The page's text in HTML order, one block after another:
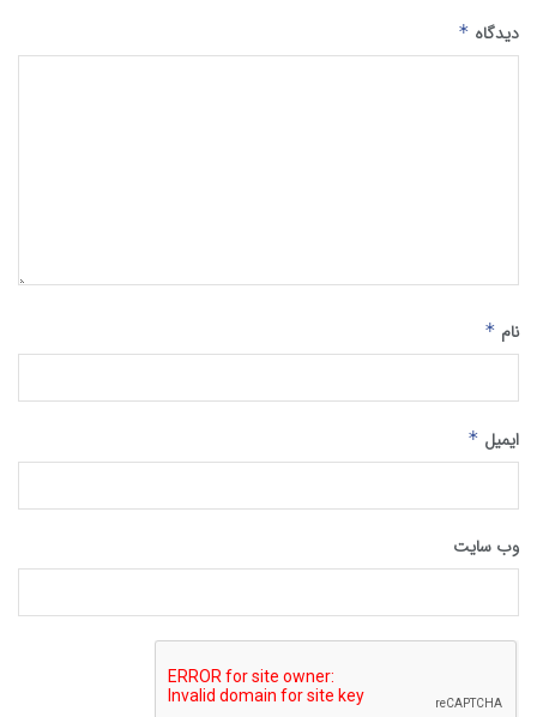
دیدگاه *
نام *
ایمیل *
وب‌ سایت